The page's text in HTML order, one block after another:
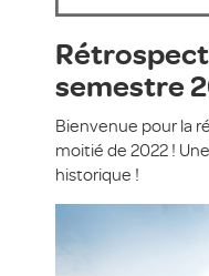
semestre
Bienvenue pour la
moitié de 2022 !
historique !